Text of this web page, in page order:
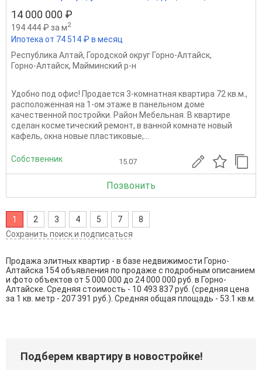
14 000 000 ₽
194 444 ₽ за м2
Ипотека от 74 514 ₽ в месяц
Республика Алтай, Городской округ Горно-Алтайск,
Горно-Алтайск, Майминский р-н
Удобно под офис! Продается 3-комнатная квартира 72 кв.м.,
расположенная на 1-ом этаже в панельном доме
качественной постройки. Район Мебельная. В квартире
сделан косметический ремонт, в ванной комнате новый
кафель, окна новые пластиковые,...
Собственник 15.07
Позвонить
1 2 3 4 5 7
8
Сохранить поиск и подписаться
Продажа элитных квартир - в базе недвижимости Горно-
Алтайска 154 объявления по продаже с подробным описанием
и фото объектов от 5 000 000 до 24 000 000 руб. в Горно-
Алтайске. Средняя стоимость - 10 493 837 руб. (средняя цена
за 1 кв. метр - 207 391 руб.). Средняя общая площадь - 53.1 кв.м.
Подберем квартиру в новостройке!